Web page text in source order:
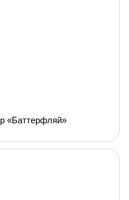
«Баттерфляй»